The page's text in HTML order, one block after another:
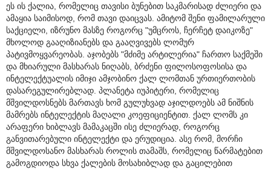
ეს ის ქალია, რომელიც თავისი ბუნებით საკმარისად ძლიერი და
ამაყია საიმისოდ, რომ თავი დაიცვას. ამიტომ შენი ფამილარული
საქციელი, იზრუნო მასზე როგორც "უმცროს, ჩერჩეტ დაიკოზე"
მხოლოდ გააღიზიანებს და გააღვივებს ლომურ
პატივმოყვარეობას. აჯობებს "მძიმე არტილერია" ჩართო საქმეში
და მხიარული მასხარას ნიღაბს, ბრძენი ფილოსოფოსისა და
ინტელექტუალის იმიჯი ამჯობინო ქალ ლომთან ურთიერთობის
დასარეგულირებლად. პლანეტა იუპიტერი, რომელიც
მშვილდოსნებს მართავს ხომ გულუხვად აჯილდოებს ამ ნიშნის
მამრებს ინტელექტის მაღალი კოეფიციენტით. ქალ ლომს კი
არაფერი ხიბლავს მამაკაცში ისე ძლიერად, როგორც
განვითარებული ინტელექტი და ერუდიცია. ასე რომ, მორჩი
მშვილდოსანო მასხარას როლის თამაშს, რომელიც წარმატებით
გამოგდიოდა სხვა ქალების მოსახიბლად და გაცილებით